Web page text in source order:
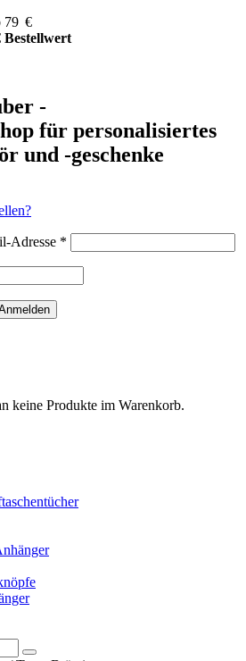
79 €
Bestellwert
-
für personalisiertes
und -geschenke
Adresse *
keine Produkte im Warenkorb.